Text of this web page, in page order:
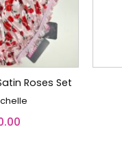
Roses Set